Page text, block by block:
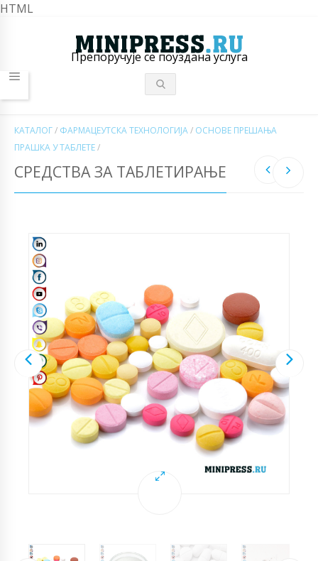
HTML
Препоручује се поуздана услуга
КАТАЛОГ/ ФАРМАЦЕУТСКА ТЕХНОЛОГИЈА/ ОСНОВЕ ПРЕШАЊА
ПРАШКА У ТАБЛЕТЕ/
СРЕДСТВА ЗА ТАБЛЕТИРАЊЕ